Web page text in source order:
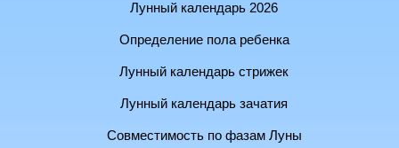
Лунный календарь 2026
Определение пола ребенка
Лунный календарь стрижек
Лунный календарь зачатия
Совместимость по фазам Луны